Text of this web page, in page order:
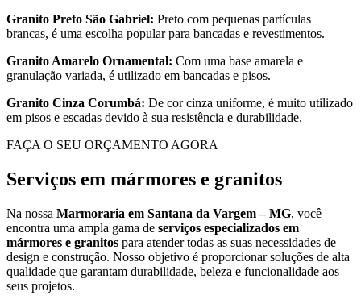
Granito Preto São Gabriel: Preto com pequenas partículas
brancas, é uma escolha popular para bancadas e revestimentos.
Granito Amarelo Ornamental: Com uma base amarela e
granulação variada, é utilizado em bancadas e pisos.
Granito Cinza Corumbá: De cor cinza uniforme, é muito utilizado
em pisos e escadas devido à sua resistência e durabilidade.
FAÇA O SEU ORÇAMENTO AGORA
Serviços em mármores e granitos
Na nossa Marmoraria em Santana da Vargem – MG, você
encontra uma ampla gama de serviços especializados em
mármores e granitos para atender todas as suas necessidades de
design e construção. Nosso objetivo é proporcionar soluções de alta
qualidade que garantam durabilidade, beleza e funcionalidade aos
seus projetos.